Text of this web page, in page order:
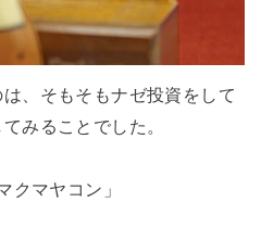
、そもそもナゼ投資をして
みることでした。
クマヤコン」